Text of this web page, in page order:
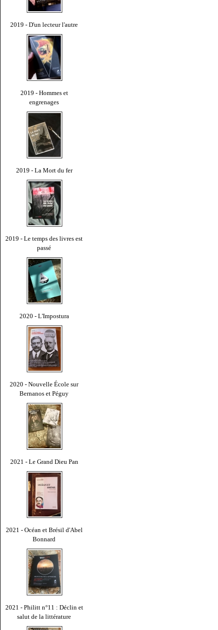
2019 - D'un lecteur l'autre
2019 - Hommes et
engrenages
2019 - La Mort du fer
2019 - Le temps des livres est
passé
2020 - L'Impostura
2020 - Nouvelle École sur
Bernanos et Péguy
2021 - Le Grand Dieu Pan
2021 - Océan et Brésil d'Abel
Bonnard
2021 - Philitt n°11 : Déclin et
salut de la littérature